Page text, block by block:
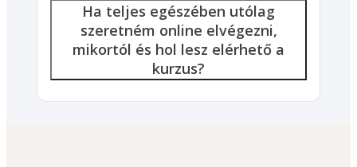
Ha teljes egészében utólag
szeretném online elvégezni,
mikortól és hol lesz elérhető a
kurzus?